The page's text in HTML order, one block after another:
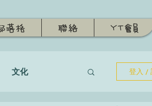
落格 聯絡 YT會員
文化 登入 /